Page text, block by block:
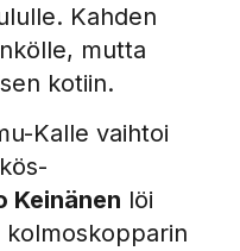
Kahden
mutta
kotiin.
Kalle vaihtoi
Keinänen löi
kolmoskopparin